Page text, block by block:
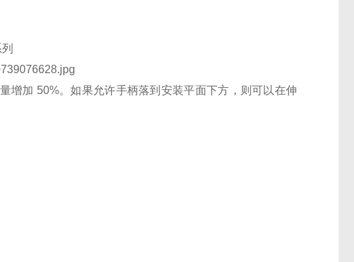
增加 50%。如果允许手柄落到安装平面下方，则可以在伸